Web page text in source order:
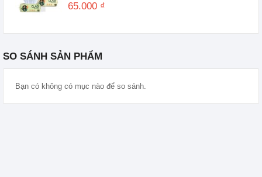
65.000 ₫
SO SÁNH SẢN PHẨM
Bạn có không có mục nào để so sánh.